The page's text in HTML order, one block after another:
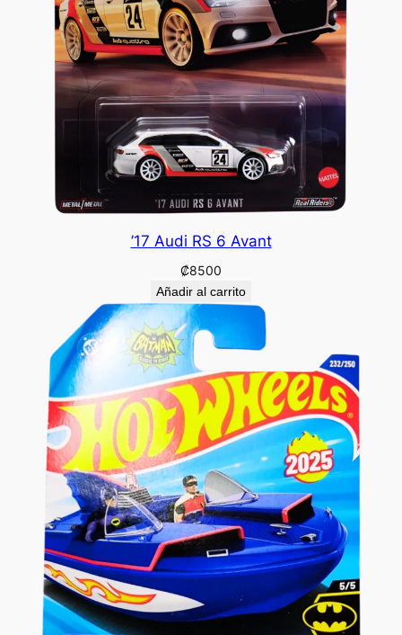
’17 Audi RS 6 Avant
₡8500
Añadir al carrito